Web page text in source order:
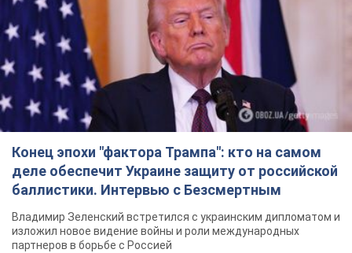
Конец эпохи "фактора Трампа": кто на самом
деле обеспечит Украине защиту от российской
баллистики. Интервью с Безсмертным
Владимир Зеленский встретился с украинским дипломатом и
изложил новое видение войны и роли международных
партнеров в борьбе с Россией